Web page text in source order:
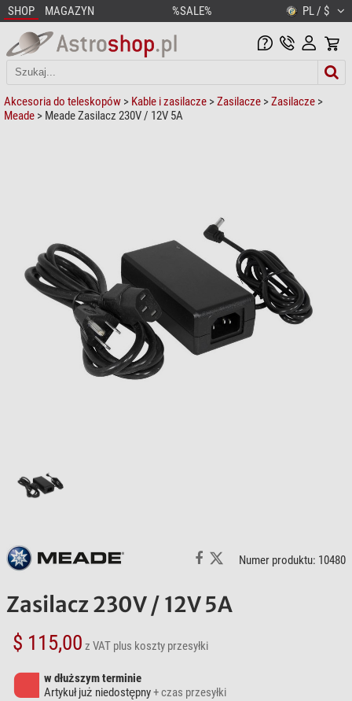
SHOP MAGAZYN %SALE% PL / $
Akcesoria do teleskopów > Kable i zasilacze >Zasilacze >Zasilacze >
Meade > Meade Zasilacz 230V / 12V 5A
Numer produktu: 10480
Zasilacz 230V / 12V 5A
$ 115,00 z VAT plus koszty przesyłki
w dłuższym terminie
Artykuł już niedostępny+ czas przesyłki